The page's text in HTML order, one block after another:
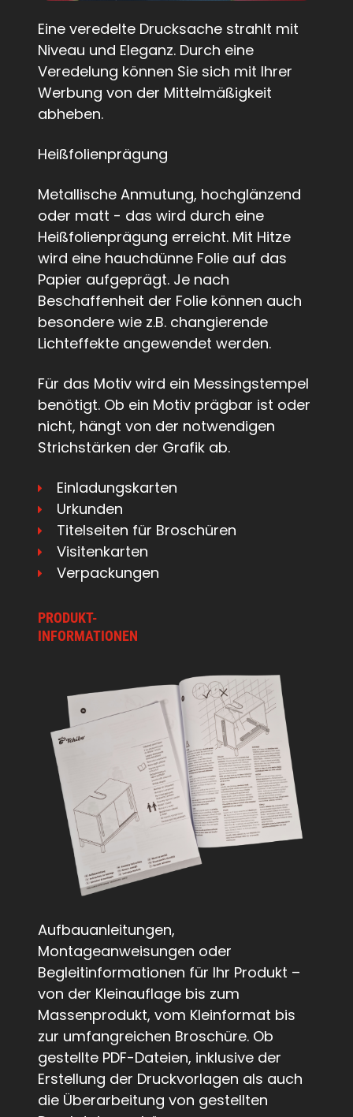
Eine veredelte Drucksache strahlt mit
Niveau und Eleganz. Durch eine
Veredelung können Sie sich mit Ihrer
Werbung von der Mittelmäßigkeit
abheben.
Heißfolienprägung
Metallische Anmutung, hochglänzend
oder matt - das wird durch eine
Heißfolienprägung erreicht. Mit Hitze
wird eine hauchdünne Folie auf das
Papier aufgeprägt. Je nach
Beschaffenheit der Folie können auch
besondere wie z.B. changierende
Lichteffekte angewendet werden.
Für das Motiv wird ein Messingstempel
benötigt. Ob ein Motiv prägbar ist oder
nicht, hängt von der notwendigen
Strichstärken der Grafik ab.
Einladungskarten
Urkunden
Titelseiten für Broschüren
Visitenkarten
Verpackungen
PRODUKT-
INFORMATIONEN
Aufbauanleitungen,
Montageanweisungen oder
Begleitinformationen für Ihr Produkt –
von der Kleinauflage bis zum
Massenprodukt, vom Kleinformat bis
zur umfangreichen Broschüre. Ob
gestellte PDF-Dateien, inklusive der
Erstellung der Druckvorlagen als auch
die Überarbeitung von gestellten